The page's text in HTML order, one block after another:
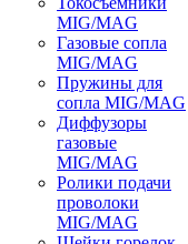
MIG/MAG
Газовые сопла
MIG/MAG
Пружины для
сопла MIG/MAG
Диффузоры
газовые
MIG/MAG
Ролики подачи
проволоки
MIG/MAG